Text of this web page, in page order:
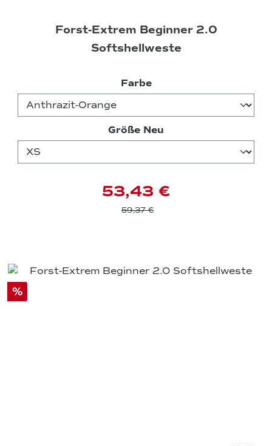
Forst-Extrem Beginner 2.0
Softshellweste
Farbeauswählen
Größe Neu
53,43 €
59,37 €
%